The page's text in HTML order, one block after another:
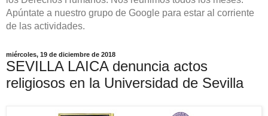
Apúntate a nuestro grupo de Google para estar al corriente
de las actividades.
miércoles, 19 de diciembre de 2018
SEVILLA LAICA denuncia actos
religiosos en la Universidad de Sevilla